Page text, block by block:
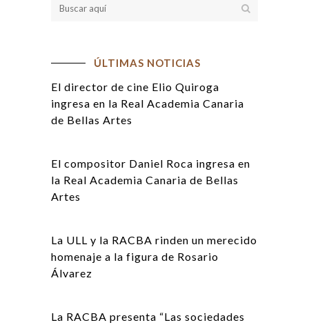
ÚLTIMAS NOTICIAS
El director de cine Elio Quiroga
ingresa en la Real Academia Canaria
de Bellas Artes
El compositor Daniel Roca ingresa en
la Real Academia Canaria de Bellas
Artes
La ULL y la RACBA rinden un merecido
homenaje a la figura de Rosario
Álvarez
La RACBA presenta “Las sociedades